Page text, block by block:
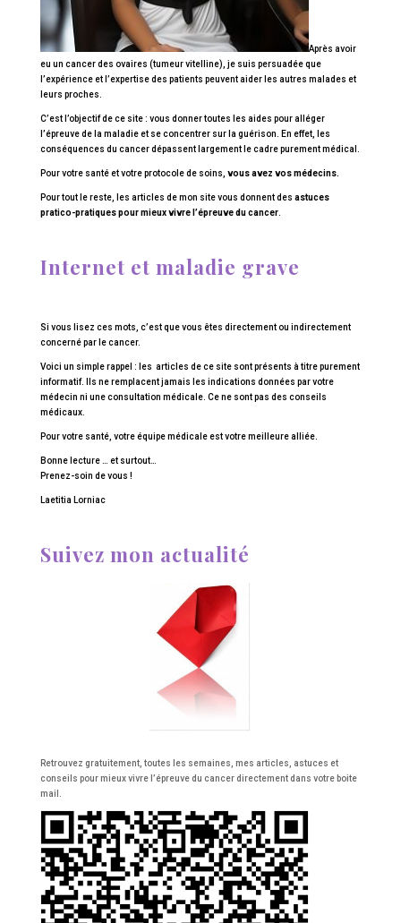
Après avoir
eu un cancer des ovaires (tumeur vitelline), je suis persuadée que
l’expérience et l’expertise des patients peuvent aider les autres malades et
leurs proches.
C’est l’objectif de ce site : vous donner toutes les aides pour alléger
l’épreuve de la maladie et se concentrer sur la guérison. En effet, les
conséquences du cancer dépassent largement le cadre purement médical.
Pour votre santé et votre protocole de soins, vous avez vos médecins.
Pour tout le reste, les articles de mon site vous donnent des astuces
pratico-pratiques pour mieux vivre l’épreuve du cancer.
Internet et maladie grave
Si vous lisez ces mots, c’est que vous êtes directement ou indirectement
concerné par le cancer.
Voici un simple rappel : les articles de ce site sont présents à titre purement
informatif. Ils ne remplacent jamais les indications données par votre
médecin ni une consultation médicale. Ce ne sont pas des conseils
médicaux.
Pour votre santé, votre équipe médicale est votre meilleure alliée.
Bonne lecture … et surtout…
Prenez-soin de vous !
Laetitia Lorniac
Suivez mon actualité
Retrouvez gratuitement, toutes les semaines, mes articles, astuces et
conseils pour mieux vivre l’épreuve du cancer directement dans votre boite
mail.